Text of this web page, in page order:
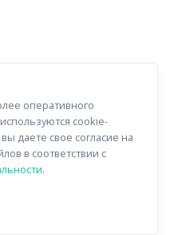
Информация
О компании
Доставка
оперативного
cookie-
даете свое согласие на
в соответствии с
.